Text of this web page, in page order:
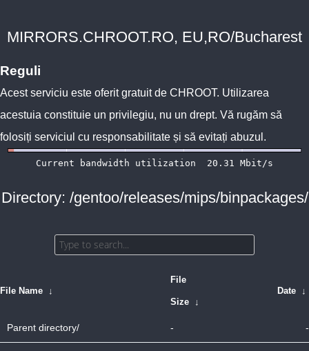
MIRRORS.CHROOT.RO, EU,RO/Bucharest
Reguli
Acest serviciu este oferit gratuit de CHROOT. Utilizarea
acestuia constituie un privilegiu, nu un drept. Vă rugăm să
folosiți serviciul cu responsabilitate și să evitați abuzul.
Directory: /gentoo/releases/mips/binpackages/
File Name ↓
File
Size ↓
Date ↓
Parent directory/ - -